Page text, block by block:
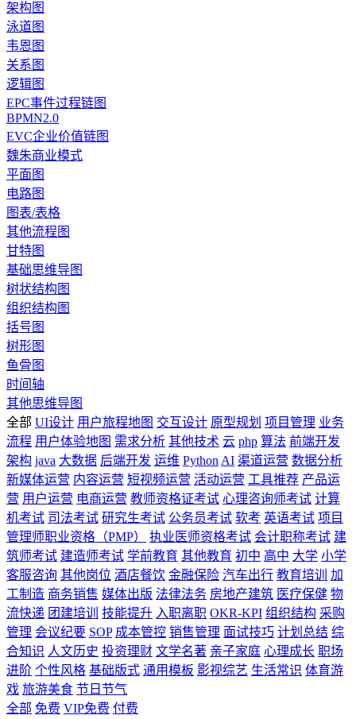
架构图
泳道图
韦恩图
关系图
逻辑图
EPC事件过程链图
BPMN2.0
EVC企业价值链图
魏朱商业模式
平面图
电路图
图表/表格
其他流程图
甘特图
基础思维导图
树状结构图
组织结构图
括号图
树形图
鱼骨图
时间轴
其他思维导图
全部 UI设计 用户旅程地图 交互设计 原型规划 项目管理 业务
流程 用户体验地图 需求分析 其他技术 云 php 算法 前端开发
架构 java 大数据 后端开发 运维 Python AI 渠道运营 数据分析
新媒体运营 内容运营 短视频运营 活动运营 工具推荐 产品运
营 用户运营 电商运营 教师资格证考试 心理咨询师考试 计算
机考试 司法考试 研究生考试 公务员考试 软考 英语考试 项目
管理师职业资格（PMP）
执业医师资格考试 会计职称考试 建
筑师考试 建造师考试 学前教育 其他教育 初中 高中 大学 小学
客服咨询 其他岗位 酒店餐饮 金融保险 汽车出行 教育培训
加
工制造 商务销售 媒体出版 法律法务 房地产建筑 医疗保健 物
流快递 团建培训 技能提升 入职离职 OKR-KPI 组织结构 采购
管理 会议纪要 SOP 成本管控 销售管理 面试技巧 计划总结 综
合知识 人文历史 投资理财 文学名著 亲子家庭 心理成长 职场
进阶 个性风格 基础版式 通用模板 影视综艺 生活常识 体育游
戏 旅游美食 节日节气
全部 免费 VIP免费 付费